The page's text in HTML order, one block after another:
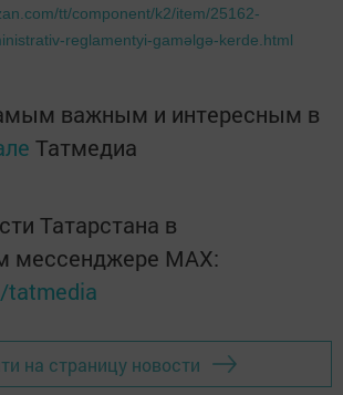
tt/component/k2/item/25162-
reglamentyi-gamәlgә-kerde.html
важным и интересным в
Татмедиа
Татарстана в
мессенджере MАХ:
tatmedia
на страницу новости